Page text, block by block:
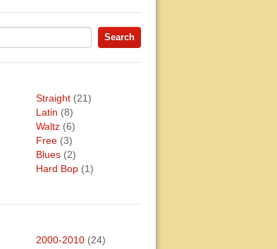
Straight (21)
Latin (8)
Waltz (6)
Free (3)
Blues (2)
Hard Bop (1)
2000-2010 (24)